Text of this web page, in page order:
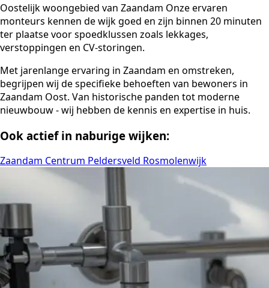
Oostelijk woongebied van Zaandam Onze ervaren
monteurs kennen de wijk goed en zijn binnen 20 minuten
ter plaatse voor spoedklussen zoals lekkages,
verstoppingen en CV-storingen.
Met jarenlange ervaring in Zaandam en omstreken,
begrijpen wij de specifieke behoeften van bewoners in
Zaandam Oost. Van historische panden tot moderne
nieuwbouw - wij hebben de kennis en expertise in huis.
Ook actief in naburige wijken:
Zaandam Centrum Peldersveld Rosmolenwijk